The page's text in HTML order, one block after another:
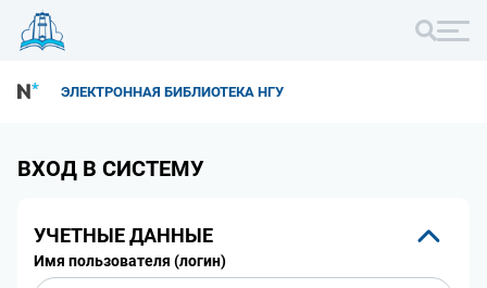
ЭЛЕКТРОННАЯ БИБЛИОТЕКА НГУ
ВХОД В СИСТЕМУ
УЧЕТНЫЕ ДАННЫЕ
Имя пользователя (логин)